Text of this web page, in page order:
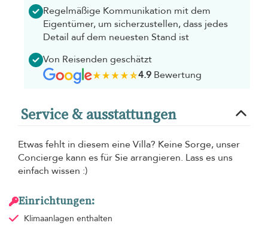
Regelmäßige Kommunikation mit dem
Eigentümer, um sicherzustellen, dass jedes
Detail auf dem neuesten Stand ist
Von Reisenden geschätzt
4.9Bewertung
Service & ausstattungen
Etwas fehlt in diesem eine Villa? Keine Sorge, unser
Concierge kann es für Sie arrangieren. Lass es uns
einfach wissen :)
Einrichtungen:
Klimaanlagen enthalten